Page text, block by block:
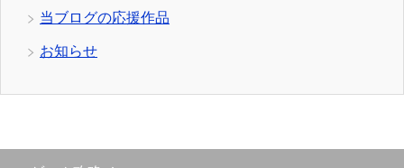
当ブログの応援作品
お知らせ